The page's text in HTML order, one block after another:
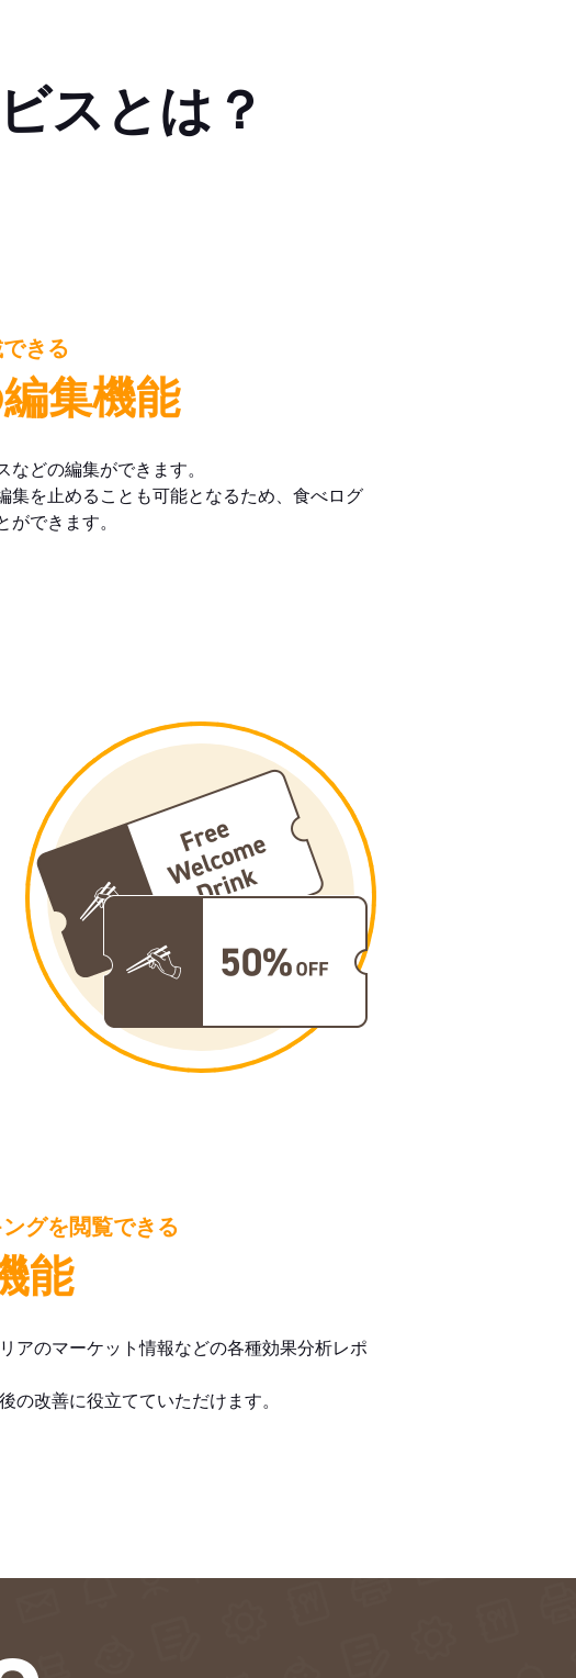
スとは？
きる
集機能
どの編集ができます。
集を止めることも可能となるため、食べログ
できます。
グを閲覧できる
能
アのマーケット情報などの各種効果分析レポ
の改善に役立てていただけます。